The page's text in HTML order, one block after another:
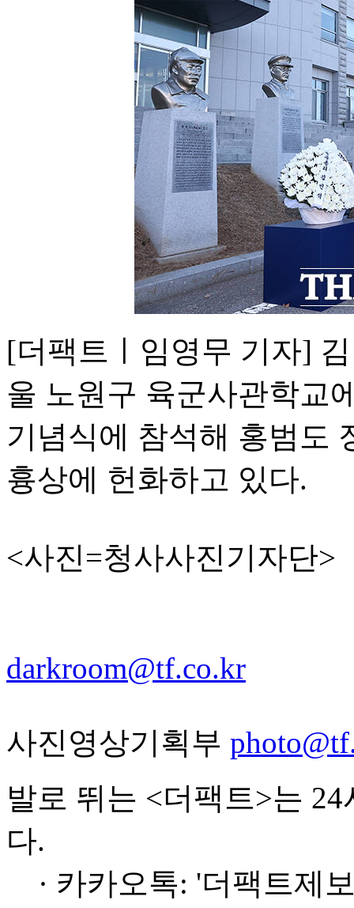
[더팩트ㅣ임영무 기자]
울 노원구 육군사관학교
기념식에 참석해 홍범도
흉상에 헌화하고 있다.
<사진=청사사진기자단>
darkroom@tf.co.kr
사진영상기획부
발로 뛰는 <더팩트>는
다.
· 카카오톡: '더팩트제